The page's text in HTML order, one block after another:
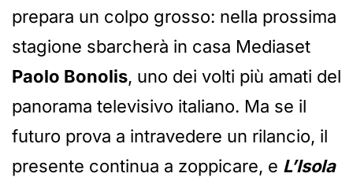
prepara un colpo grosso: nella prossima
stagione sbarcherà in casa Mediaset
Paolo Bonolis, uno dei volti più amati del
panorama televisivo italiano. Ma se il
futuro prova a intravedere un rilancio, il
presente continua a zoppicare, e L’Isola